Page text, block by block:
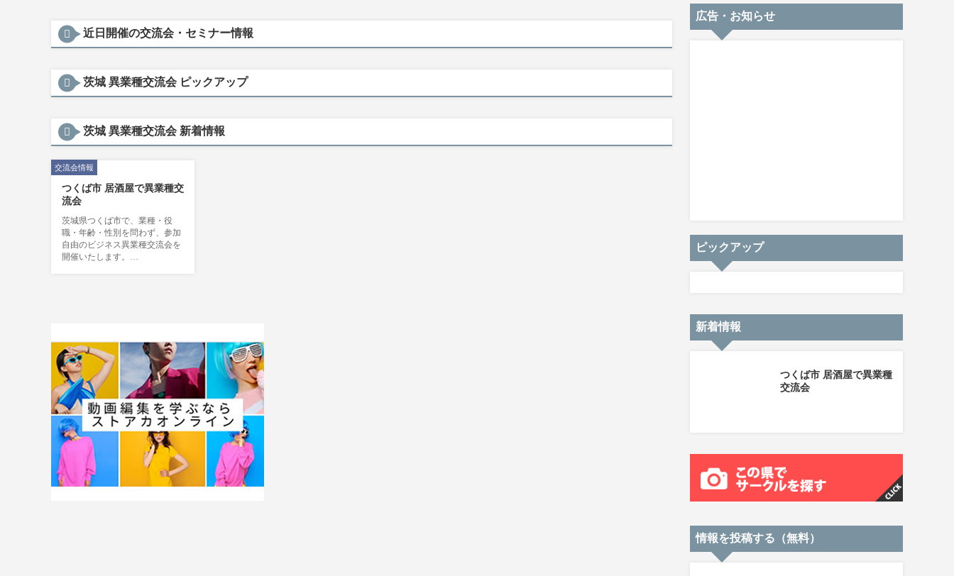
近日開催の交流会・セミナー情報
茨城 異業種交流会 ピックアップ
茨城 異業種交流会 新着情報
つくば市 居酒屋で異業種交
流会
茨城県つくば市で、業種・役
職・年齢・性別を問わず、参加
自由のビジネス異業種交流会を
開催いたします。…
交流会情報
広告・お知らせ
ピックアップ
新着情報
つくば市 居酒屋で異業種
交流会
情報を投稿する（無料）